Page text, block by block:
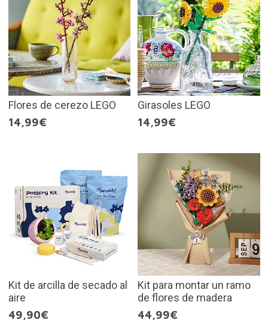
Flores de cerezo LEGO
14,99€
Girasoles LEGO
14,99€
Kit de arcilla de secado al
aire
49,90€
Kit para montar un ramo
de flores de madera
44,99€